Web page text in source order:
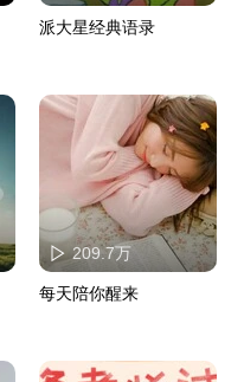
派大星经典语录
209.7万
每天陪你醒来